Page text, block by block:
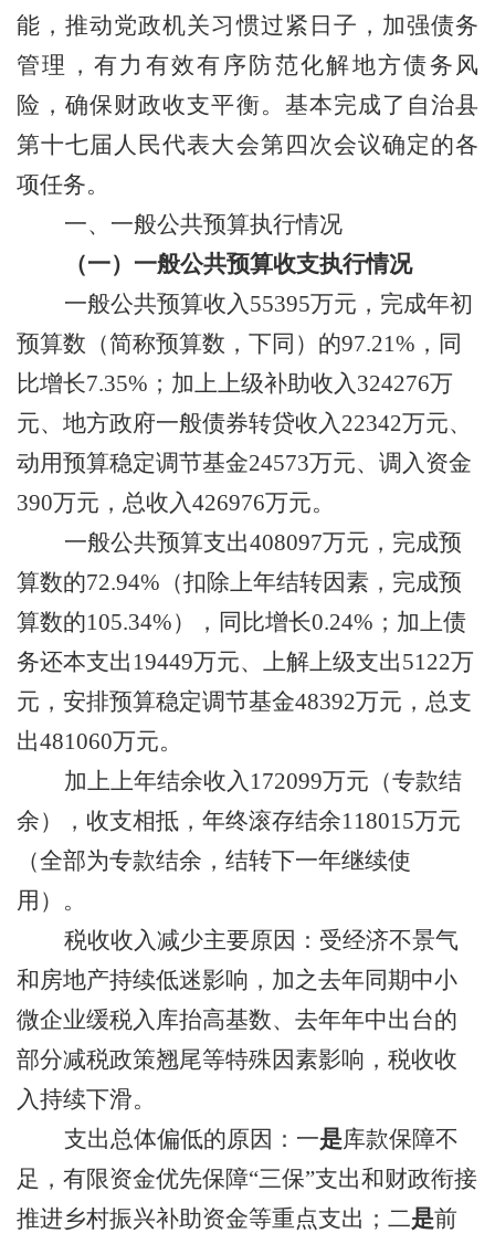
能，推动党政机关习惯过紧日子， 加强债务
管理，有力有效有序防范化解地方债务风
险，确保财政收支平衡。 基本完成了自治县
第十七届人民代表大会第四次会议确定的各
项任务。
一、一般公共预算执行情况
（一）一般公共预算收支执行情况
一般公共预算收入55395万元，完成年初
预算数 （简称预算数，下同） 的97.21% ，同
比增长7.35% ； 加上上级补助收入324276万
元、 地方政府一般债券转贷收入22342万元、
动用预算稳定调节基金24573万元、调入资金
390万元，总收入426976万元。
一般公共预算支出408097万元，完成预
算数的72.94% （扣除上年结转因素， 完成预
算数的105.34%） ，同比增长0.24% ； 加上债
务还本支出 19449万元、上解上级支出5122万
元，安排预算稳定调节基金48392万元， 总支
出481060万元。
加上上年结余收入 172099万元 （专款结
余）
， 收支相抵，年终滚存结余118015万元
（全部为专款结余，结转下一年继续使
用） 。
税收收入减少主要原因 ： 受经济不景气
和房地产持续低迷影响，加之去年同期中小
微企业缓税入库抬高基数、去年年中出台的
部分减税政策翘尾等特殊因素影响，税收收
入持续下滑。
支出总体偏低的原因： 一是库款保障不
足 ，有限资金优先保障“三保”支出和财政衔接
推进乡村振兴补助资金等重点支出 ； 二是前